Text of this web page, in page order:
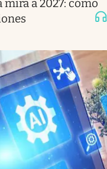
mira a 2027: cómo